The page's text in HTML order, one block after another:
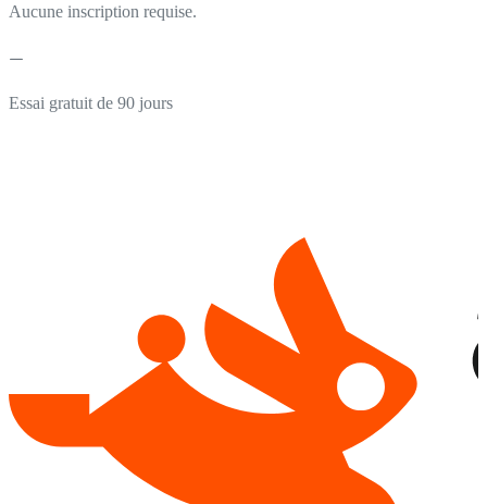
Aucune inscription requise.
Essai gratuit de 90 jours